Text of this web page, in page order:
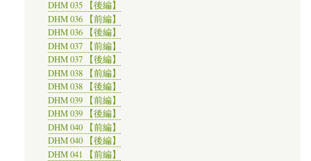
DHM 035 【後編】
DHM 036 【前編】
DHM 036 【後編】
DHM 037 【前編】
DHM 037 【後編】
DHM 038 【前編】
DHM 038 【後編】
DHM 039 【前編】
DHM 039 【後編】
DHM 040 【前編】
DHM 040 【後編】
DHM 041 【前編】